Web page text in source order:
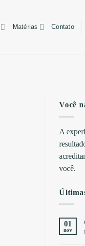
Matérias Contato
Você
A
você.
01
nov